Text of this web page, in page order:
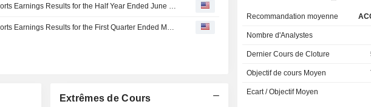
Extrêmes de Cours
Recommandation moyenne
Nombre d'Analystes
Dernier Cours de Cloture
Objectif de cours Moyen
Ecart / Objectif Moyen